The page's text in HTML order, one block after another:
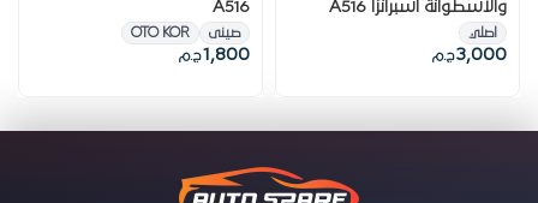
والاسطوانة اسبرانزا A516
اصلي
3,000ج.م
A516
صينى OTO KOR
1,800ج.م